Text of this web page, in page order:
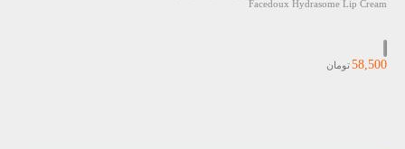
Facedoux Hydrasome Lip Cream
58,500تومان